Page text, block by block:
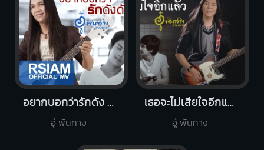
เธอจะไม่เสียใจอีกแล้ว
อู๋ พันทาง
อยากบอกว่ารักดัง ดัง
อู๋ พันทาง